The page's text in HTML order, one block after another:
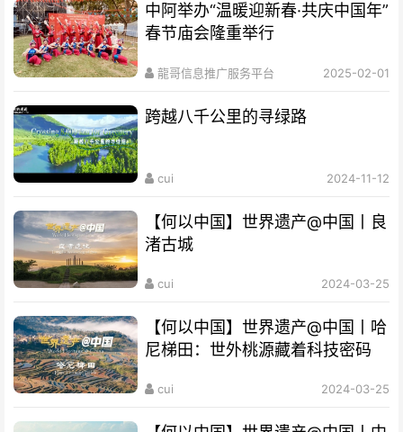
中阿举办“温暖迎新春·共庆中国年”
春节庙会隆重举行
龍哥信息推广服务平台 2025-02-01
跨越八千公里的寻绿路
cui 2024-11-12
【何以中国】世界遗产@中国丨良
渚古城
cui 2024-03-25
【何以中国】世界遗产@中国丨哈
尼梯田：世外桃源藏着科技密码
cui 2024-03-25